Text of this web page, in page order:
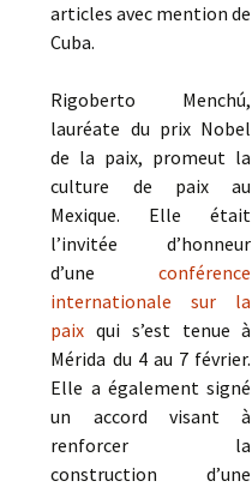
articles avec mention de
Cuba.
Rigoberto Menchú,
lauréate du prix Nobel
de la paix, promeut la
culture de paix au
Mexique. Elle était
l’invitée d’honneur
d’uneconférence
internationale sur la
paixqui s’est tenue à
Mérida du 4 au 7 février.
Elle a également signé
un accord visant à
renforcer la
construction d’une